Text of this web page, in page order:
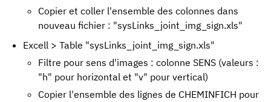
Copier et coller l'ensemble des colonnes dans
nouveau fichier : "sysLinks_joint_img_sign.xls"
Excell > Table "sysLinks_joint_img_sign.xls"
Filtre pour sens d'images : colonne SENS (valeurs :
"h" pour horizontal et "v" pour vertical)
Copier l'ensemble des lignes de CHEMINFICH pour